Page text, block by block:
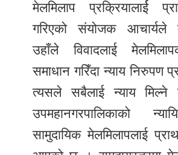
मेलमिलाप प्रक्रियालार्ई
गरिएको संयोजक आचार्यले
उहाँले विवादलाई
समाधान गरिँदा न्याय निरुपण
त्यसले सबैलाई न्याय मिल्ने
उपमहानगरपालिकाको
सामुदायिक मेलमिलापलाई